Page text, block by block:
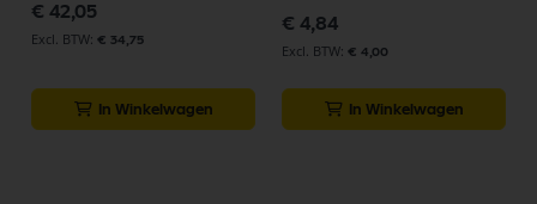
€ 42,05
€ 34,75
In Winkelwagen
€ 4,84
€ 4,00
In Winkelwagen